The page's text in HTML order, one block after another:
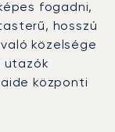
fogadni,
hosszú
közelsége
utazók
központi